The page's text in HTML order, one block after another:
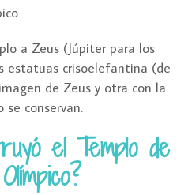
a Zeus (Júpiter para los
estatuas crisoelefantina (de
de Zeus y otra con la
se conservan.
el Templo de